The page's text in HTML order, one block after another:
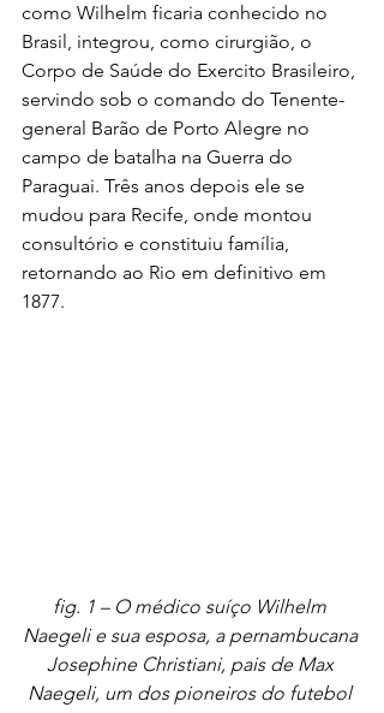
como Wilhelm ficaria conhecido no
Brasil, integrou, como cirurgião, o
Corpo de Saúde do Exercito Brasileiro,
servindo sob o comando do Tenente-
general Barão de Porto Alegre no
campo de batalha na Guerra do
Paraguai. Três anos depois ele se
mudou para Recife, onde montou
consultório e constituiu família,
retornando ao Rio em definitivo em
1877.
fig. 1 – O médico suíço Wilhelm
Naegeli e sua esposa, a pernambucana
Josephine Christiani, pais de Max
Naegeli, um dos pioneiros do futebol